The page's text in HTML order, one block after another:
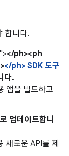
합니다.
</ph><ph
</ph> SDK 도구
다.
앱을 빌드하고
업데이트합니
새로운 API를 제